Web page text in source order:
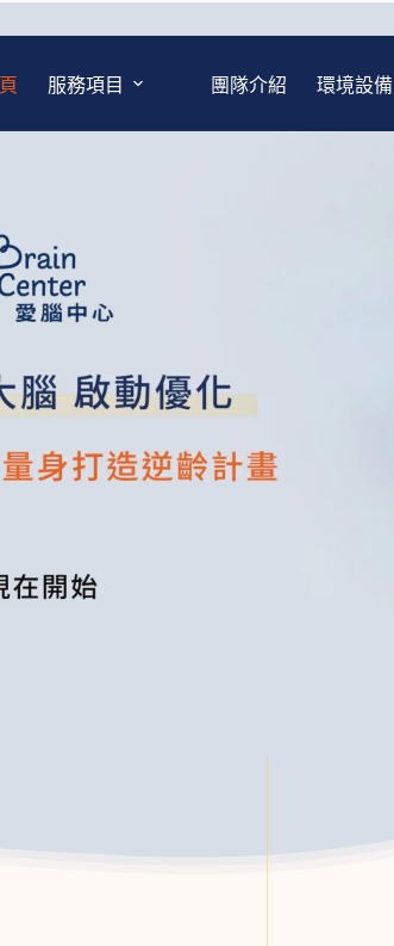
服務項目 團隊介紹 環境設備